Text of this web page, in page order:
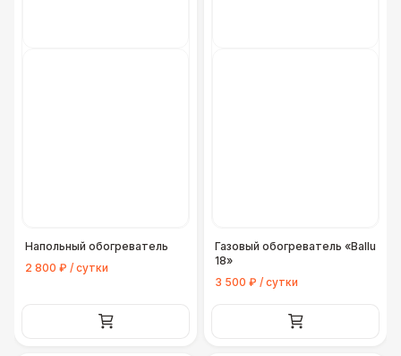
Напольный обогреватель
2 800 ₽ / сутки
Газовый обогреватель «Ballu
18»
3 500 ₽ / сутки